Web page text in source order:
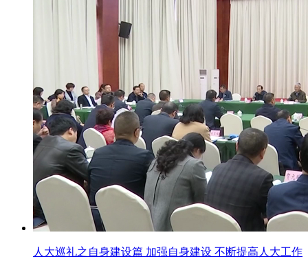
人大巡礼之自身建设篇 加强自身建设 不断提高人大工作